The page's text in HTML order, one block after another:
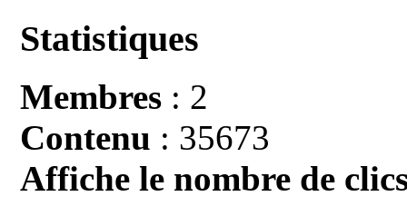
Statistiques
Membres : 2
Contenu : 35673
Affiche le nombre de